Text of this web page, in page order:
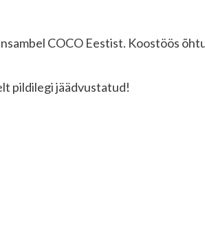
COCO Eestist. Koostöös
pildilegi jäädvustatud!